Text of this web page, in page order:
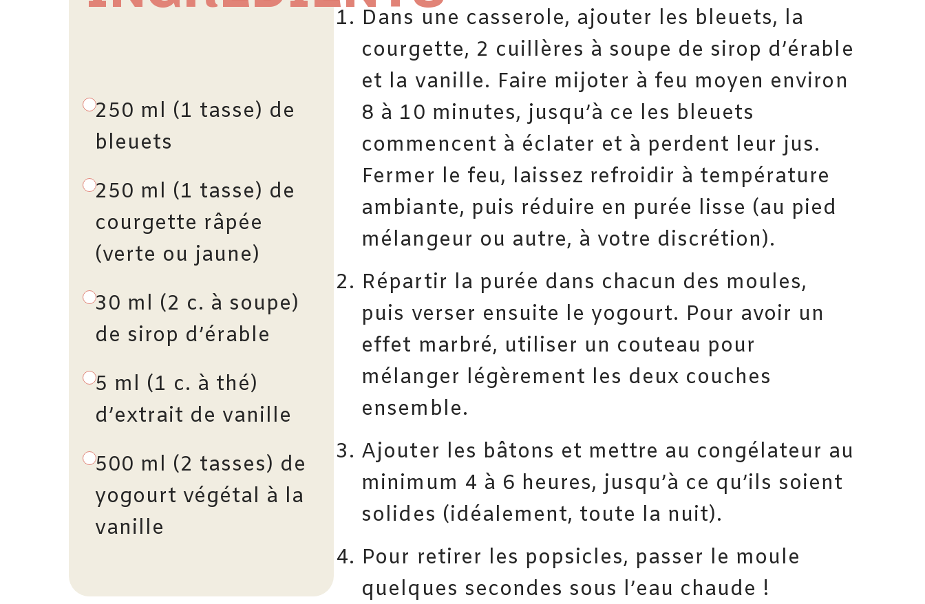
250 ml (1 tasse) de
bleuets
250 ml (1 tasse) de
courgette râpée
(verte ou jaune)
30 ml (2 c. à soupe)
de sirop d’érable
5 ml (1 c. à thé)
d’extrait de vanille
500 ml (2 tasses) de
yogourt végétal à la
vanille
Dans une casserole, ajouter les bleuets, la
courgette, 2 cuillères à soupe de sirop d’érable
et la vanille. Faire mijoter à feu moyen environ
8 à 10 minutes, jusqu’à ce les bleuets
commencent à éclater et à perdent leur jus.
Fermer le feu, laissez refroidir à température
ambiante, puis réduire en purée lisse (au pied
mélangeur ou autre, à votre discrétion).
Répartir la purée dans chacun des moules,
puis verser ensuite le yogourt. Pour avoir un
effet marbré, utiliser un couteau pour
mélanger légèrement les deux couches
ensemble.
Ajouter les bâtons et mettre au congélateur au
minimum 4 à 6 heures, jusqu’à ce qu’ils soient
solides (idéalement, toute la nuit).
Pour retirer les popsicles, passer le moule
quelques secondes sous l’eau chaude !